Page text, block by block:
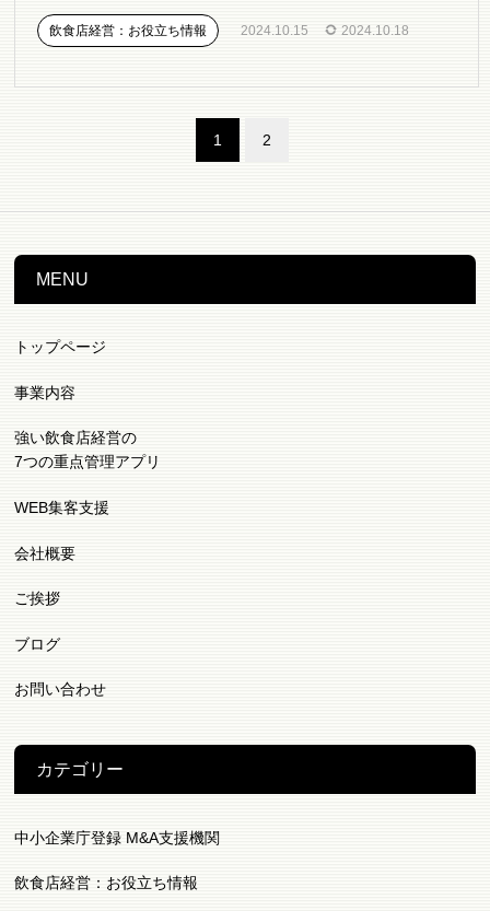
飲食店経営：お役立ち情報 2024.10.15 2024.10.18
1 2
MENU
トップページ
事業内容
強い飲食店経営の
7つの重点管理アプリ
WEB集客支援
会社概要
ご挨拶
ブログ
お問い合わせ
カテゴリー
中小企業庁登録 M&A支援機関
飲食店経営：お役立ち情報